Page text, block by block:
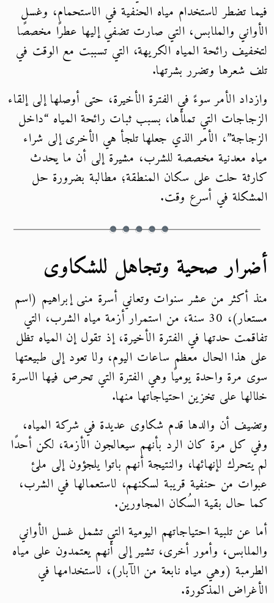
فيما تضطر لاستخدام مياه الحنفية في الاستحمام، وغسل
الأواني والملابس، التي صارت تضفي إليها عطرًا مخصصًا
لتخفيف رائحة المياه الكريهة، التي تسببت مع الوقت في
تلف شعرها وتضرر بشرتها.
وازداد الأمر سوءً في الفترة الأخيرة، حتى أوصلها إلى إلقاء
الزجاجات التي تملأها، بسبب ثبات رائحة المياه “داخل
الزجاجة”، الأمر الذي جعلها تلجأ هي الأخرى إلى شراء
مياه معدنية مخصصة للشرب، مشيرة إلى أن ما يحدث
كارثة حلت على سكان المنطقة؛ مطالبة بضرورة حل
المشكلة في أسرع وقت.
أضرار صحية وتجاهل للشكاوى
منذ أكثر من عشر سنوات وتعاني أسرة منى إبراهيم (اسم
مستعار)، 30 سنة، من استمرار أزمة مياه الشرب، التي
تفاقمت حدتها في الفترة الأخيرة، إذ تقول إن المياه تظل
على هذا الحال معظم ساعات اليوم، ولا تعود إلى طبيعتها
سوى مرة واحدة يوميًا وهي الفترة التي تحرص فيها الاسرة
خلالها على تخزين احتياجاتها منها.
وتضيف أن والدها قدم شكاوى عديدة في شركة المياه،
وفي كل مرة كان الرد بأنهم سيعالجون الأزمة، لكن أحدًا
لم يتحرك لإنهائها، والنتيجة أنهم باتوا يلجؤون إلى ملئ
عبوات من حنفية قريبة لسكنهم، لاستعمالها في الشرب،
كما حال بقية السُكان المجاورين.
أما عن تلبية احتياجاتهم اليومية التي تشمل غسل الأواني
والملابس، وأمور أخرى، تشير إلى أنهم يعتمدون على مياه
الطرمبة (وهي مياه نابعة من الآبار)، لاستخدامها في
الأغراض المذكورة.